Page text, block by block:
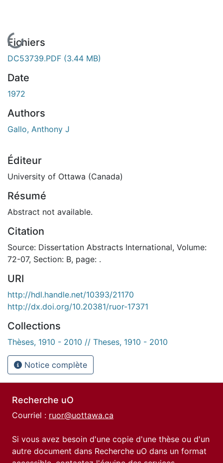
En cours de chargement...
Fichiers
DC53739.PDF (3.44 MB)
Date
1972
Authors
Gallo, Anthony J
Éditeur
University of Ottawa (Canada)
Résumé
Abstract not available.
Citation
Source: Dissertation Abstracts International, Volume:
72-07, Section: B, page: .
URI
http://hdl.handle.net/10393/21170
http://dx.doi.org/10.20381/ruor-17371
Collections
Thèses, 1910 - 2010 // Theses, 1910 - 2010
Notice complète
Recherche uO
Courriel : ruor@uottawa.ca
Si vous avez besoin d'une copie d'une thèse ou d'un
autre document dans Recherche uO dans un format